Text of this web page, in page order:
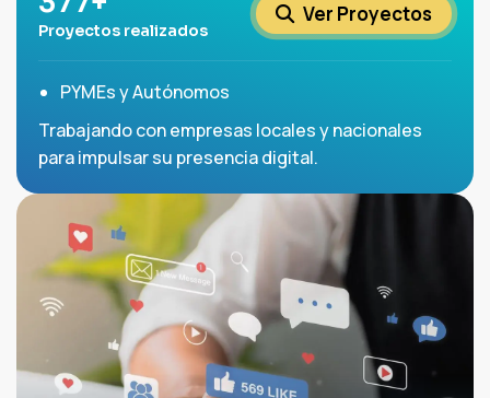
Proyectos realizados
Ver Proyectos
PYMEs y Autónomos
Trabajando con empresas locales y nacionales
para impulsar su presencia digital.